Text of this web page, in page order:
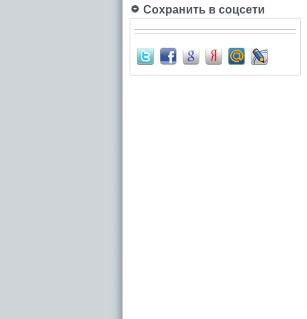
Сохранить в соцсети